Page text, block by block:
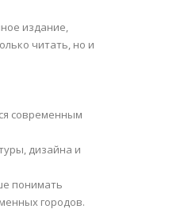
издание,
читать, но и
современным
дизайна и
понимать
городов.